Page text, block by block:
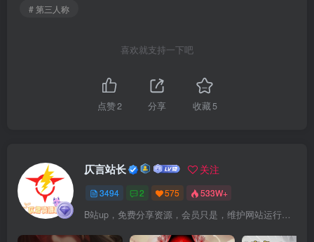
# 第三人称
喜欢就支持一下吧
点赞2 分享 收藏 5
仄言站长 关注
3494 2 575 533W+
B站up，免费分享资源，会员只是，维护网站运行，会员权利为可以支持本地下载，更多内容，敬请期待！